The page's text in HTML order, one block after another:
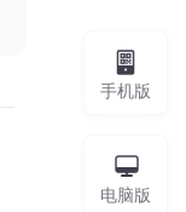
手机版
电脑版